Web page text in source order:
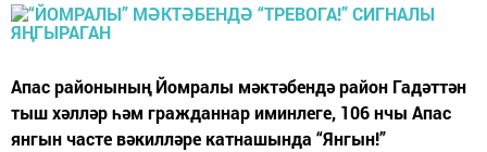
Апас районының Йомралы мәктәбендә район Гадәттән
тыш хәлләр һәм гражданнар иминлеге, 106 нчы Апас
янгын часте вәкилләре катнашында “Янгын!”